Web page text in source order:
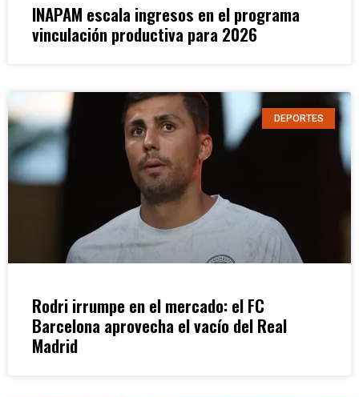
INAPAM escala ingresos en el programa
vinculación productiva para 2026
DEPORTES
Rodri irrumpe en el mercado: el FC
Barcelona aprovecha el vacío del Real
Madrid